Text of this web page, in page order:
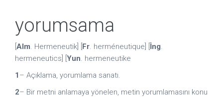
yorumsama
Alm. Hermeneutik] [ Fr. herméneutique] [ İng.
hermeneutics] [ Yun. hermeneutike
1 – Açıklama, yorumlama sanatı.
2– Bir metni anlamaya yönelen, metin yorumlamasını konu